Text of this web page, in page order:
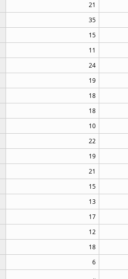
21
35
15
11
24
19
18
18
10
22
19
21
15
13
17
12
18
6
..